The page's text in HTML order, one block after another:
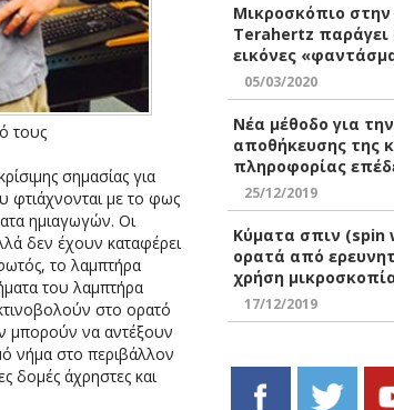
τους
σημασίας για
με το φως
ημιαγωγών. Οι
δεν έχουν καταφέρει
το λαμπτήρα
του λαμπτήρα
στο ορατό
μπορούν να αντέξουν
νήμα στο περιβάλλον
δομές άχρηστες και
Μικροσκόπιο
Terahertz παράγει
εικόνες
05/03/2020
Νέα μέθοδο για
αποθήκευσης της
πληροφορίας
25/12/2019
Κύματα σπιν (spin
ορατά από
χρήση
17/12/2019